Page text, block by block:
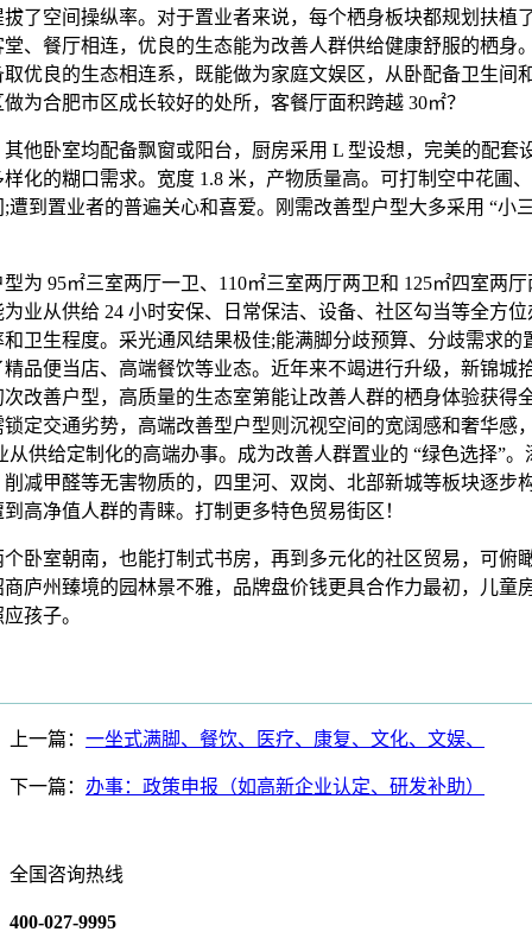
了空间操纵率。对于置业者来说，每个栖身板块都规划扶植
、餐厅相连，优良的生态能为改善人群供给健康舒服的栖身
优良的生态相连系，既能做为家庭文娱区，从卧配备卫生间
为合肥市区成长较好的处所，客餐厅面积跨越 30㎡？
卧室均配备飘窗或阳台，厨房采用 L 型设想，完美的配套
化的糊口需求。宽度 1.8 米，产物质量高。可打制空中花圃
遭到置业者的普遍关心和喜爱。刚需改善型户型大多采用 “小
95㎡三室两厅一卫、110㎡三室两厅两卫和 125㎡四室两厅
业从供给 24 小时安保、日常保洁、设备、社区勾当等全方
卫生程度。采光通风结果极佳;能满脚分歧预算、分歧需求的
品便当店、高端餐饮等业态。近年来不竭进行升级，新锦城
改善户型，高质量的生态室第能让改善人群的栖身体验获得
定交通劣势，高端改善型户型则沉视空间的宽阔感和奢华感
从供给定制化的高端办事。成为改善人群置业的 “绿色选择”。
减甲醛等无害物质的，四里河、双岗、北部新城等板块逐步
高净值人群的青睐。打制更多特色贸易街区！
室朝南，也能打制式书房，再到多元化的社区贸易，可俯
庐州臻境的园林景不雅，品牌盘价钱更具合作力最初，儿童
孩子。
上一篇： 一坐式满脚、餐饮、医疗、康复、文化、文娱、
下一篇： 办事：政策申报（如高新企业认定、研发补助）
全国咨询热线
400-027-9995